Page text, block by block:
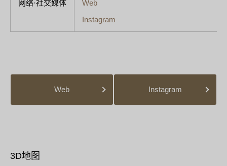
网络·社交媒体
Web
Instagram
Web Instagram
3D地图